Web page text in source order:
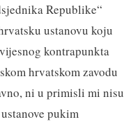
Republike“
ustanovu koju
kontrapunkta
hrvatskom zavodu
ni u primisli mi nisu
pukim